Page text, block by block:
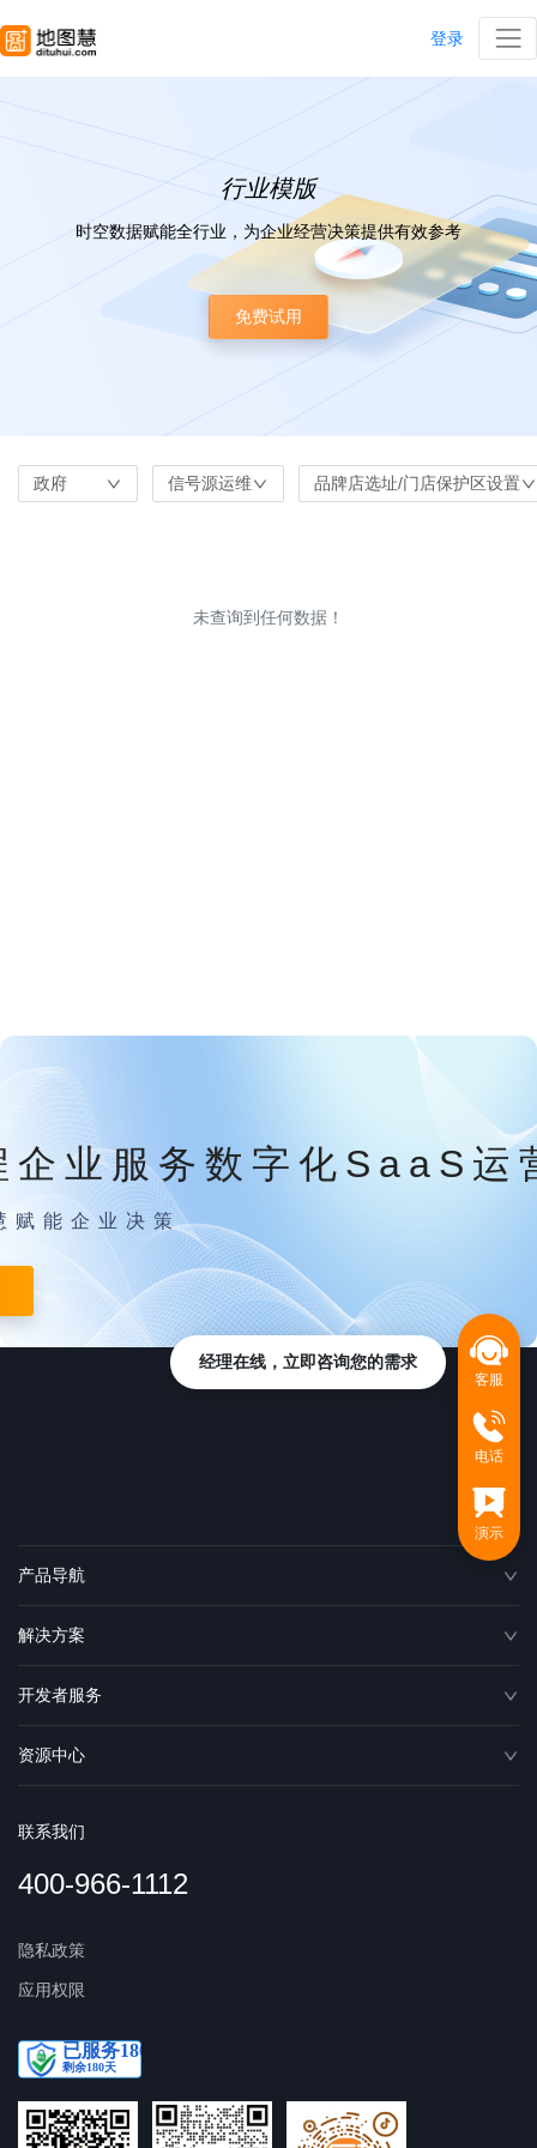
登录
行业模版
时空数据赋能全行业，为企业经营决策提供有效参考
免费试用
政府 信号源运维 品牌店选址/门店保护区设置
未查询到任何数据！
企业服务数字化SaaS运
赋能企业决策
产品导航
解决方案
开发者服务
资源中心
联系我们
400-966-1112
隐私政策
应用权限
客服
电话
演示
经理在线，立即咨询您的需求